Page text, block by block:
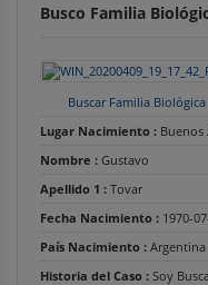
Busco Familia
Buscar Familia Biológica
Lugar Nacimiento : Buenos
Nombre : Gustavo
Apellido 1 : Tovar
Fecha Nacimiento : 1970-
País Nacimiento : Argentina
Historia del Caso : Soy